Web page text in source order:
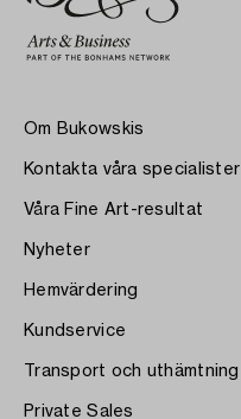
Om Bukowskis
Kontakta våra specialister
Våra Fine Art-resultat
Nyheter
Hemvärdering
Kundservice
Transport och uthämtning
Private Sales